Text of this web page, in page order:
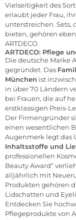
Vielseitigkeit des
erlaubt jeder Frau,
unterstreichen. Sets,
bieten, gehören
ARTDECO.
ARTDECO: Pflege
Die deutsche Marke
gegründet. Das
München ist
in über 70 Ländern
bei Frauen, die auf
erstklassigen Preis-
Der Firmengründer
einen wesentlichen
Augenmerk legt das
Inhaltsstoffe und
professionellen
Beauty Award“
alljährlich mit
Produkten gehören
Lidschatten und
Entdecken Sie
Pflegeprodukte von